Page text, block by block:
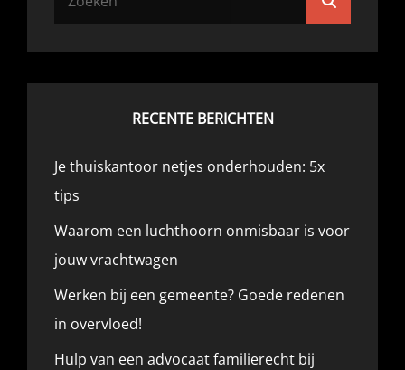
RECENTE BERICHTEN
Je thuiskantoor netjes onderhouden: 5x
tips
Waarom een luchthoorn onmisbaar is voor
jouw vrachtwagen
Werken bij een gemeente? Goede redenen
in overvloed!
Hulp van een advocaat familierecht bij